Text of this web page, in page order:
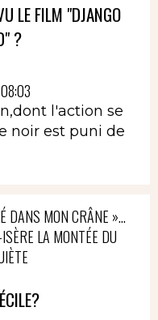
LE FILM "DJANGO
?
l'action se
noir est puni de
DANS MON CRÂNE »…
LA MONTÉE DU